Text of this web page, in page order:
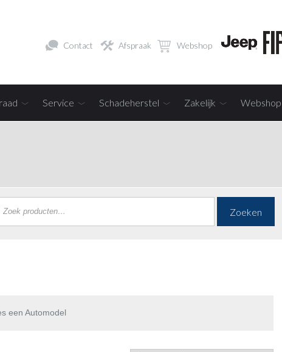
Contact Afspraak Webshop
Service Schadeherstel Zakelijk Webshop
Zoeken
een Automodel